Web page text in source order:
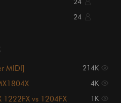
24
24
MIDI] 214K
4K
1222FX vs 1204FX 1K